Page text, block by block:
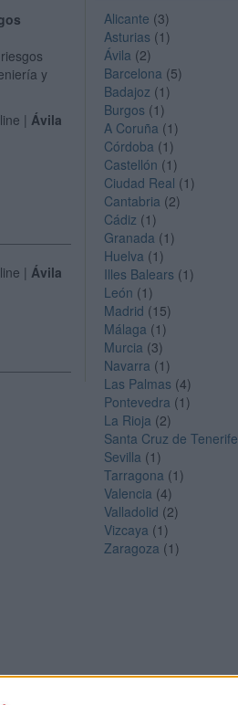
y
|Ávila
|Ávila
Alicante (3)
Asturias (1)
Ávila (2)
Barcelona (5)
Badajoz (1)
Burgos (1)
A Coruña (1)
Córdoba (1)
Castellón (1)
Ciudad Real (1)
Cantabria (2)
Cádiz (1)
Granada (1)
Huelva (1)
Illes Balears (1)
León (1)
Madrid (15)
Málaga (1)
Murcia (3)
Navarra (1)
Las Palmas (4)
Pontevedra (1)
La Rioja (2)
Santa Cruz de Tenerife
Sevilla (1)
Tarragona (1)
Valencia (4)
Valladolid (2)
Vizcaya (1)
Zaragoza (1)